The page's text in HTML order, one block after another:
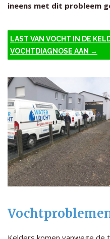
ineens met dit probleem
LAST VAN VOCHT IN DE
VOCHTDIAGNOSE AAN →